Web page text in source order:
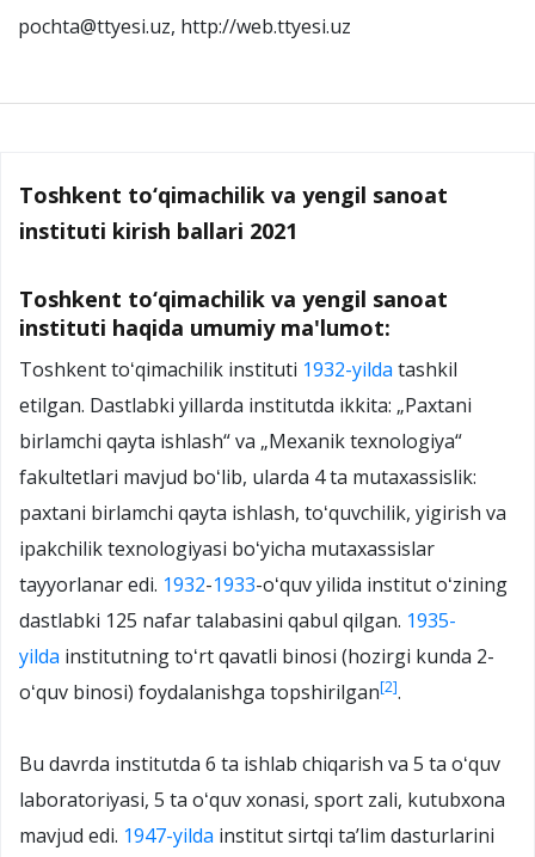
pochta@ttyesi.uz, http://web.ttyesi.uz
Toshkent to‘qimachilik va yengil sanoat
instituti kirish ballari 2021
Toshkent to‘qimachilik va yengil sanoat
instituti haqida umumiy ma'lumot:
Toshkent toʻqimachilik instituti 1932-yilda tashkil
etilgan. Dastlabki yillarda institutda ikkita: „Paxtani
birlamchi qayta ishlash“ va „Mexanik texnologiya“
fakultetlari mavjud boʻlib, ularda 4 ta mutaxassislik:
paxtani birlamchi qayta ishlash, toʻquvchilik, yigirish va
ipakchilik texnologiyasi boʻyicha mutaxassislar
tayyorlanar edi. 1932-1933-oʻquv yilida institut oʻzining
dastlabki 125 nafar talabasini qabul qilgan. 1935-
yilda institutning toʻrt qavatli binosi (hozirgi kunda 2-
oʻquv binosi) foydalanishga topshirilgan[2].
Bu davrda institutda 6 ta ishlab chiqarish va 5 ta oʻquv
laboratoriyasi, 5 ta oʻquv xonasi, sport zali, kutubxona
mavjud edi. 1947-yilda institut sirtqi taʼlim dasturlarini